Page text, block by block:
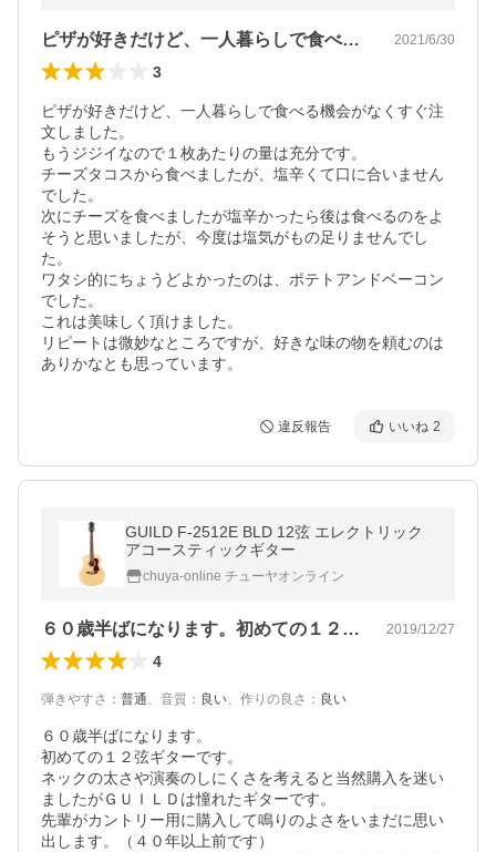
ピザが好きだけど、一人暮らしで食べる機… 2021/6/30
3
ピザが好きだけど、一人暮らしで食べる機会がなくすぐ注
文しました。
もうジジイなので１枚あたりの量は充分です。
チーズタコスから食べましたが、塩辛くて口に合いません
でした。
次にチーズを食べましたが塩辛かったら後は食べるのをよ
そうと思いましたが、今度は塩気がもの足りませんでし
た。
ワタシ的にちょうどよかったのは、ポテトアンドベーコン
でした。
これは美味しく頂けました。
リピートは微妙なところですが、好きな味の物を頼むのは
ありかなとも思っています。
違反報告 いいね 2
GUILD F-2512E BLD 12弦 エレクトリック
アコースティックギター
chuya-online チューヤオンライン
６０歳半ばになります。初めての１２弦ギ… 2019/12/27
4
弾きやすさ ： 普通、 音質 ： 良い、 作りの良さ ： 良い
６０歳半ばになります。
初めての１２弦ギターです。
ネックの太さや演奏のしにくさを考えると当然購入を迷い
ましたがＧＵＩＬＤは憧れたギターです。
先輩がカントリー用に購入して鳴りのよさをいまだに思い
出します。（４０年以上前です）